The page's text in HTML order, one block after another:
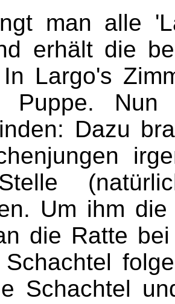
man alle
erhält die
Largo's
Puppe.
Dazu
Um ihm
die Ratte
Schachtel